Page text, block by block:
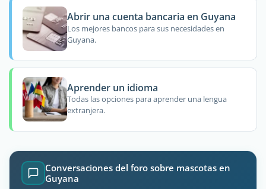
Abrir una cuenta bancaria en Guyana
Los mejores bancos para sus necesidades en
Guyana.
Aprender un idioma
Todas las opciones para aprender una lengua
extranjera.
Conversaciones del foro sobre mascotas en
Guyana